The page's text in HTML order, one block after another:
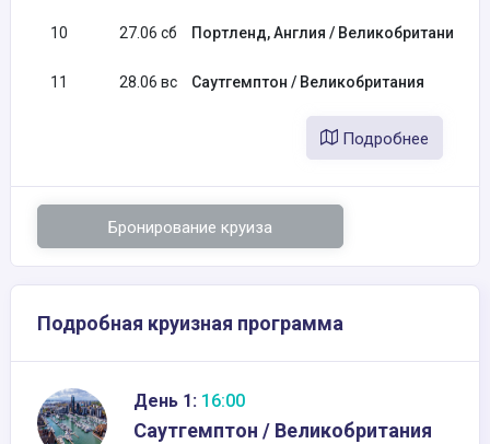
10 27.06 сб Портленд, Англия / Великобритания
11 28.06 вс Саутгемптон / Великобритания
Подробнее
Бронирование круиза
Подробная круизная программа
День 1: 16:00
Саутгемптон / Великобритания